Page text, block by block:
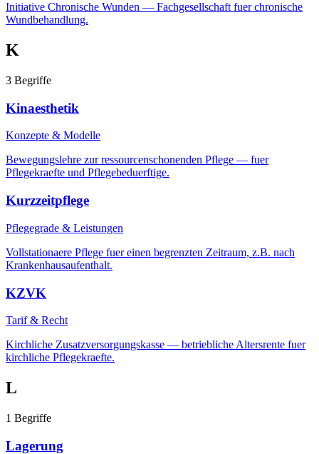
Initiative Chronische Wunden — Fachgesellschaft fuer chronische
Wundbehandlung.
K
3 Begriffe
Kinaesthetik
Konzepte & Modelle
Bewegungslehre zur ressourcenschonenden Pflege — fuer
Pflegekraefte und Pflegebeduerftige.
Kurzzeitpflege
Pflegegrade & Leistungen
Vollstationaere Pflege fuer einen begrenzten Zeitraum, z.B. nach
Krankenhausaufenthalt.
KZVK
Tarif & Recht
Kirchliche Zusatzversorgungskasse — betriebliche Altersrente fuer
kirchliche Pflegekraefte.
L
1 Begriffe
Lagerung